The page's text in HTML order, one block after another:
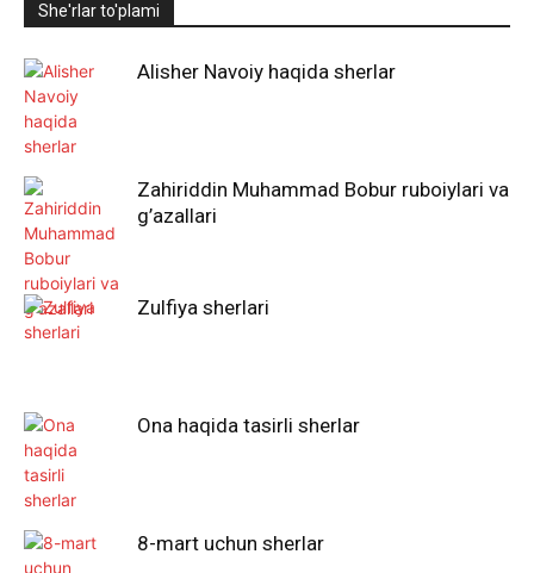
She'rlar to'plami
Alisher Navoiy haqida sherlar
Zahiriddin Muhammad Bobur ruboiylari va
g’azallari
Zulfiya sherlari
Ona haqida tasirli sherlar
8-mart uchun sherlar